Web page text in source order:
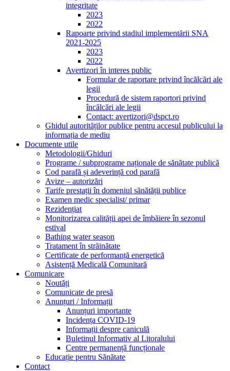
integritate
2023
2022
Rapoarte privind stadiul implementării SNA
2021-2025
2023
2022
Avertizori în interes public
Formular de raportare privind încălcări ale
legii
Procedură de sistem raportori privind
încălcări ale legii
Contact: avertizori@dspct.ro
Ghidul autorităților publice pentru accesul publicului la
informația de mediu
Documente utile
Metodologii/Ghiduri
Programe / subprograme naționale de sănătate publică
Cod parafă și adeverință cod parafă
Avize – autorizări
Tarife prestații în domeniul sănătății publice
Examen medic specialist/ primar
Rezidențiat
Monitorizarea calității apei de îmbăiere în sezonul
estival
Bathing water season
Tratament în străinătate
Certificate de performanță energetică
Asistență Medicală Comunitară
Comunicare
Noutăți
Comunicate de presă
Anunțuri / Informații
Anunțuri importante
Incidența COVID-19
Informații despre caniculă
Buletinul Informativ al Litoralului
Centre permanență funcționale
Educație pentru Sănătate
Contact